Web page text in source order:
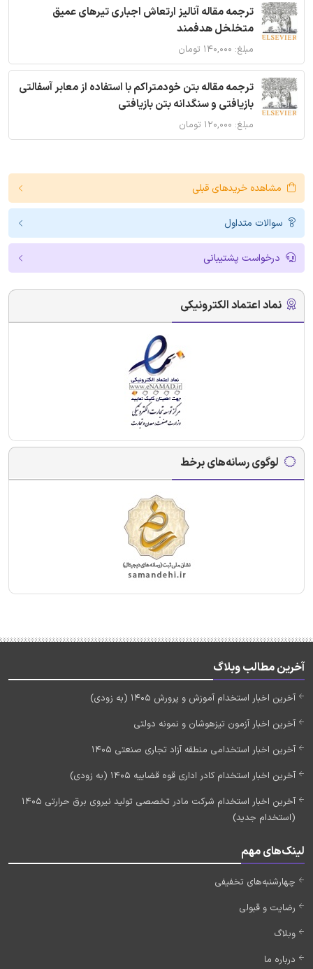
ترجمه مقاله آنالیز ارتعاش اجباری تیرهای عمیق
متخلخل هدفمند
مبلغ: ۱۴۰,۰۰۰ تومان
ترجمه مقاله بتن خودمتراکم با استفاده از معابر آسفالتی
بازیافتی و سنگدانه بتن بازیافتی
مبلغ: ۱۲۰,۰۰۰ تومان
مشاهده خریدهای قبلی
سوالات متداول
درخواست پشتیبانی
نماد اعتماد الکترونیکی
لوگوی رسانه‌های برخط
آخرین مطالب وبلاگ
آخرین اخبار استخدام آموزش و پرورش 1405 (به زودی)
آخرین اخبار آزمون تیزهوشان و نمونه دولتی
آخرین اخبار استخدامی منطقه آزاد تجاری صنعتی 1405
آخرین اخبار استخدام کادر اداری قوه قضاییه 1405 (به زودی)
آخرین اخبار استخدام شرکت مادر تخصصی تولید نیروی برق حرارتی 1405
(استخدام جدید)
لینک‌های مهم
چهارشنبه‌های تخفیفی
رضایت و قبولی
وبلاگ
درباره ما